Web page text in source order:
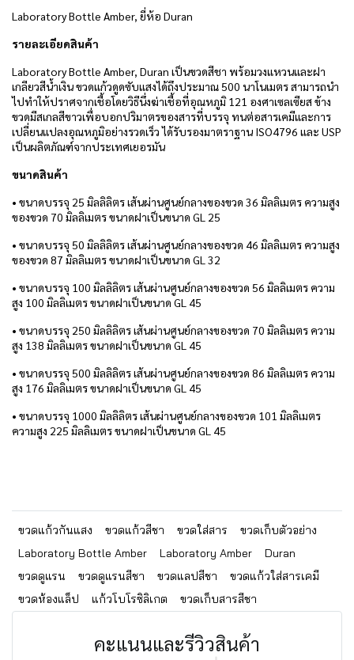
Laboratory Bottle Amber, ยี่ห้อ Duran
รายละเอียดสินค้า
Laboratory Bottle Amber, Duran เป็นขวดสีชา พร้อมวงแหวนและฝา
เกลียวสีน้ำเงิน ขวดแก้วดูดซับแสงได้ถึงประมาณ 500 นาโนเมตร สามารถนำ
ไปทำให้ปราศจากเชื้อโดยวิธีนึ่งฆ่าเชื้อที่อุณหภูมิ 121 องศาเซลเซียส ข้าง
ขวดมีสเกลสีขาวเพื่อบอกปริมาตรของสารที่บรรจุ ทนต่อสารเคมีและการ
เปลี่ยนแปลงอุณหภูมิอย่างรวดเร็ว ได้รับรองมาตราฐาน ISO4796 และ USP
เป็นผลิตภัณฑ์จากประเทศเยอรมัน
ขนาดสินค้า
• ขนาดบรรจุ 25 มิลลิลิตร เส้นผ่านศูนย์กลางของขวด 36 มิลลิเมตร ความสูง
ของขวด 70 มิลลิเมตร ขนาดฝาเป็นขนาด GL 25
• ขนาดบรรจุ 50 มิลลิลิตร เส้นผ่านศูนย์กลางของขวด 46 มิลลิเมตร ความสูง
ของขวด 87 มิลลิเมตร ขนาดฝาเป็นขนาด GL 32
• ขนาดบรรจุ 100 มิลลิลิตร เส้นผ่านศูนย์กลางของขวด 56 มิลลิเมตร ความ
สูง 100 มิลลิเมตร ขนาดฝาเป็นขนาด GL 45
• ขนาดบรรจุ 250 มิลลิลิตร เส้นผ่านศูนย์กลางของขวด 70 มิลลิเมตร ความ
สูง 138 มิลลิเมตร ขนาดฝาเป็นขนาด GL 45
• ขนาดบรรจุ 500 มิลลิลิตร เส้นผ่านศูนย์กลางของขวด 86 มิลลิเมตร ความ
สูง 176 มิลลิเมตร ขนาดฝาเป็นขนาด GL 45
• ขนาดบรรจุ 1000 มิลลิลิตร เส้นผ่านศูนย์กลางของขวด 101 มิลลิเมตร
ความสูง 225 มิลลิเมตร ขนาดฝาเป็นขนาด GL 45
ขวดแก้วกันแสง ขวดแก้วสีชา ขวดใส่สาร
ขวดเก็บตัวอย่าง
Laboratory Bottle Amber
Laboratory Amber
Duran
ขวดดูแรน
ขวดดูแรนสีชา ขวดแลปสีชา
ขวดแก้วใส่สารเคมี
ขวดห้องแล็ป
แก้วโบโรซิลิเกต ขวดเก็บสารสีชา
คะแนนและรีวิวสินค้า